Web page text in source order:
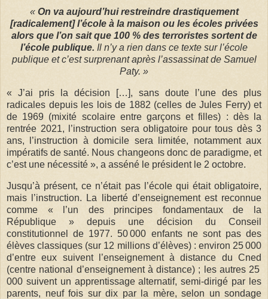
« On va aujourd’hui restreindre drastiquement
[radicalement] l’école à la maison ou les écoles privées
alors que l’on sait que 100 % des terroristes sortent de
l’école publique. Il n’y a rien dans ce texte sur l’école
publique et c’est surprenant après l’assassinat de Samuel
Paty. »
« J’ai pris la décision […], sans doute l’une des plus
radicales depuis les lois de 1882 (celles de Jules Ferry) et
de 1969 (mixité scolaire entre garçons et filles) : dès la
rentrée 2021, l’instruction sera obligatoire pour tous dès 3
ans, l’instruction à domicile sera limitée, notamment aux
impératifs de santé. Nous changeons donc de paradigme, et
c’est une nécessité », a asséné le président le 2 octobre.
Jusqu’à présent, ce n’était pas l’école qui était obligatoire,
mais l’instruction. La liberté d’enseignement est reconnue
comme « l’un des principes fondamentaux de la
République » depuis une décision du Conseil
constitutionnel de 1977. 50 000 enfants ne sont pas des
élèves classiques (sur 12 millions d’élèves) : environ 25 000
d’entre eux suivent l’enseignement à distance du Cned
(centre national d’enseignement à distance) ; les autres 25
000 suivent un apprentissage alternatif, semi-dirigé par les
parents, neuf fois sur dix par la mère, selon un sondage